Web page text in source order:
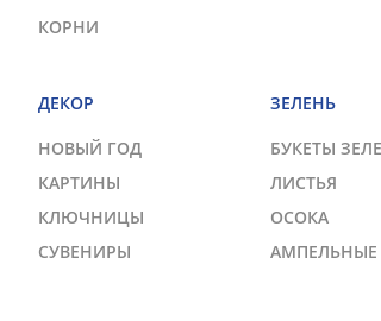
КОРНИ
ДЕКОР
НОВЫЙ ГОД
КАРТИНЫ
КЛЮЧНИЦЫ
СУВЕНИРЫ
ЗЕЛЕНЬ
БУКЕТЫ
ЛИСТЬЯ
ОСОКА
АМПЕЛЬНЫЕ